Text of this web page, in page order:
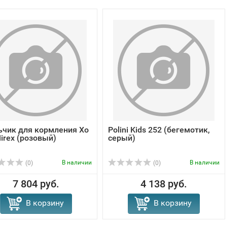
для кормления Xo
(розовый)
(0) В наличии
7 804 руб.
В корзину
Polini Kids 252 (бегемотик,
серый)
(0) В наличии
4 138 руб.
В корзину